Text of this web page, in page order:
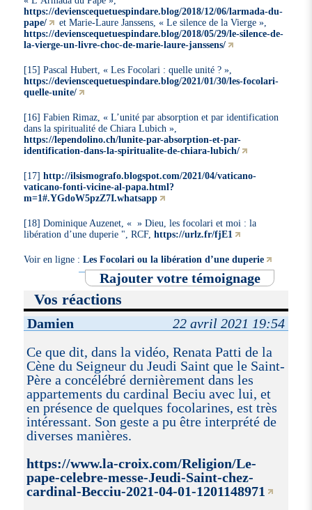
https://devienscequetuespindare.blog/2018/12/06/larmada-du-
pape/
et Marie-Laure Janssens, « Le silence de la Vierge »,
https://devienscequetuespindare.blog/2018/05/29/le-silence-de-
la-vierge-un-livre-choc-de-marie-laure-janssens/
[15] Pascal Hubert, « Les Focolari : quelle unité ? »,
https://devienscequetuespindare.blog/2021/01/30/les-focolari-
quelle-unite/
[16] Fabien Rimaz, « L’unité par absorption et par identification
dans la spiritualité de Chiara Lubich »,
https://lependolino.ch/lunite-par-absorption-et-par-
identification-dans-la-spiritualite-de-chiara-lubich/
[17]http://ilsismografo.blogspot.com/2021/04/vaticano-
vaticano-fonti-vicine-al-papa.html?
m=1#.YGdoW5pzZ7I.whatsapp
[18] Dominique Auzenet, « » Dieu, les focolari et moi : la
libération d’une duperie ", RCF,https://urlz.fr/fjE1
Voir en ligne :Les Focolari ou la libération d’une duperie
Rajouter votre témoignage
Vos réactions
Damien
22 avril 2021 19:54
Ce que dit, dans la vidéo, Renata Patti de la
Cène du Seigneur du Jeudi Saint que le Saint-
Père a concélébré dernièrement dans les
appartements du cardinal Beciu avec lui, et
en présence de quelques focolarines, est très
intéressant. Son geste a pu être interprété de
diverses manières.
https://www.la-croix.com/Religion/Le-
pape-celebre-messe-Jeudi-Saint-chez-
cardinal-Becciu-2021-04-01-1201148971